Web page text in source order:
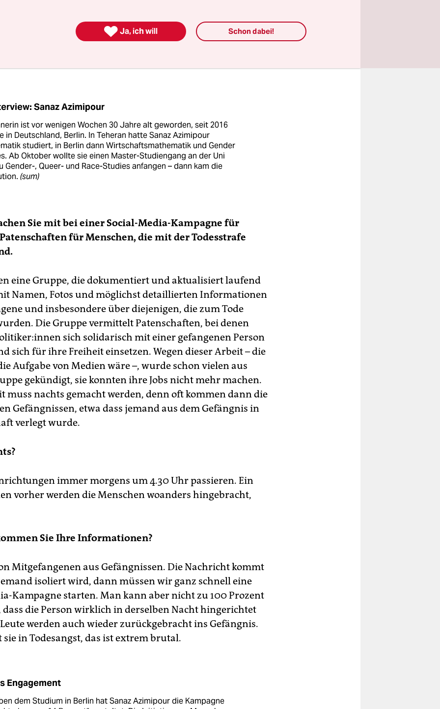
zu verstärken. Wir organisieren Demonstrationen,
schreiben Artikel, übersetzen Texte und
Sanaz Azimipour
ist vor wenigen Wochen 30 Jahre alt geworden, seit 2016
in Deutschland, Berlin. In Teheran hatte Sanaz Azimipour
studiert, in Berlin dann Wirtschaftsmathematik und Gender
Ab Oktober wollte sie einen Master-Studiengang an der Uni
Gender-, Queer- und Race-Studies anfangen – dann kam die
(sum)
Sie mit bei einer Social-Media-Kampagne für
für Menschen, die mit der Todesstrafe
eine Gruppe, die dokumentiert und aktualisiert laufend
Namen, Fotos und möglichst detaillierten Informationen
und insbesondere über diejenigen, die zum Tode
Die Gruppe vermittelt Patenschaften, bei denen
sich solidarisch mit einer gefangenen Person
sich für ihre Freiheit einsetzen. Wegen dieser Arbeit – die
Aufgabe von Medien wäre –, wurde schon vielen aus
gekündigt, sie konnten ihre Jobs nicht mehr machen.
muss nachts gemacht werden, denn oft kommen dann die
Gefängnissen, etwa dass jemand aus dem Gefängnis in
verlegt wurde.
immer morgens um 4.30 Uhr passieren. Ein
vorher werden die Menschen woanders hingebracht,
Sie Ihre Informationen?
Mitgefangenen aus Gefängnissen. Die Nachricht kommt
isoliert wird, dann müssen wir ganz schnell eine
Kampagne starten. Man kann aber nicht zu 100 Prozent
dass die Person wirklich in derselben Nacht hingerichtet
werden auch wieder zurückgebracht ins Gefängnis.
in Todesangst, das ist extrem brutal.
Engagement
dem Studium in Berlin hat Sanaz Azimipour die Kampagne
 Ja, ich will Schon dabei!